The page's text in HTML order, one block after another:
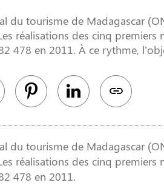
du tourisme de Madagascar
réalisations des cinq
en 2011. À ce rythme,
du tourisme de Madagascar
réalisations des cinq
478 en 2011.